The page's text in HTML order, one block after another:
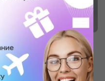
Картинг на открытом
треке для детей
349 ₽
ПОДРОБНЕЕ